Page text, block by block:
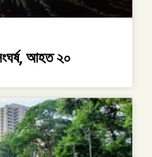
সংঘর্ষ, আহত ২০